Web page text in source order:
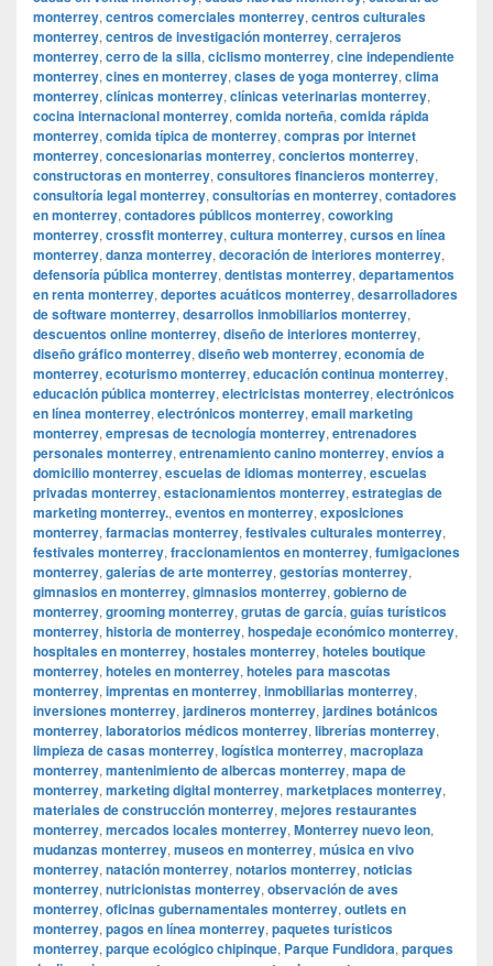
monterrey, centros comerciales monterrey, centros culturales
monterrey, centros de investigación monterrey, cerrajeros
monterrey, cerro de la silla, ciclismo monterrey, cine independiente
monterrey, cines en monterrey, clases de yoga monterrey, clima
monterrey, clínicas monterrey, clínicas veterinarias monterrey,
cocina internacional monterrey, comida norteña, comida rápida
monterrey, comida típica de monterrey, compras por internet
monterrey, concesionarias monterrey, conciertos monterrey,
constructoras en monterrey, consultores financieros monterrey,
consultoría legal monterrey, consultorías en monterrey, contadores
en monterrey, contadores públicos monterrey, coworking
monterrey, crossfit monterrey, cultura monterrey, cursos en línea
monterrey, danza monterrey, decoración de interiores monterrey,
defensoría pública monterrey, dentistas monterrey, departamentos
en renta monterrey, deportes acuáticos monterrey, desarrolladores
de software monterrey, desarrollos inmobiliarios monterrey,
descuentos online monterrey, diseño de interiores monterrey,
diseño gráfico monterrey, diseño web monterrey, economía de
monterrey, ecoturismo monterrey, educación continua monterrey,
educación pública monterrey, electricistas monterrey, electrónicos
en línea monterrey, electrónicos monterrey, email marketing
monterrey, empresas de tecnología monterrey, entrenadores
personales monterrey, entrenamiento canino monterrey, envíos a
domicilio monterrey, escuelas de idiomas monterrey, escuelas
privadas monterrey, estacionamientos monterrey, estrategias de
marketing monterrey., eventos en monterrey, exposiciones
monterrey, farmacias monterrey, festivales culturales monterrey,
festivales monterrey, fraccionamientos en monterrey, fumigaciones
monterrey, galerías de arte monterrey, gestorías monterrey,
gimnasios en monterrey, gimnasios monterrey, gobierno de
monterrey, grooming monterrey, grutas de garcía, guías turísticos
monterrey, historia de monterrey, hospedaje económico monterrey,
hospitales en monterrey, hostales monterrey, hoteles boutique
monterrey, hoteles en monterrey, hoteles para mascotas
monterrey, imprentas en monterrey, inmobiliarias monterrey,
inversiones monterrey, jardineros monterrey, jardines botánicos
monterrey, laboratorios médicos monterrey, librerías monterrey,
limpieza de casas monterrey, logística monterrey, macroplaza
monterrey, mantenimiento de albercas monterrey, mapa de
monterrey, marketing digital monterrey, marketplaces monterrey,
materiales de construcción monterrey, mejores restaurantes
monterrey, mercados locales monterrey, Monterrey nuevo leon,
mudanzas monterrey, museos en monterrey, música en vivo
monterrey, natación monterrey, notarios monterrey, noticias
monterrey, nutricionistas monterrey, observación de aves
monterrey, oficinas gubernamentales monterrey, outlets en
monterrey, pagos en línea monterrey, paquetes turísticos
monterrey, parque ecológico chipinque, Parque Fundidora, parques